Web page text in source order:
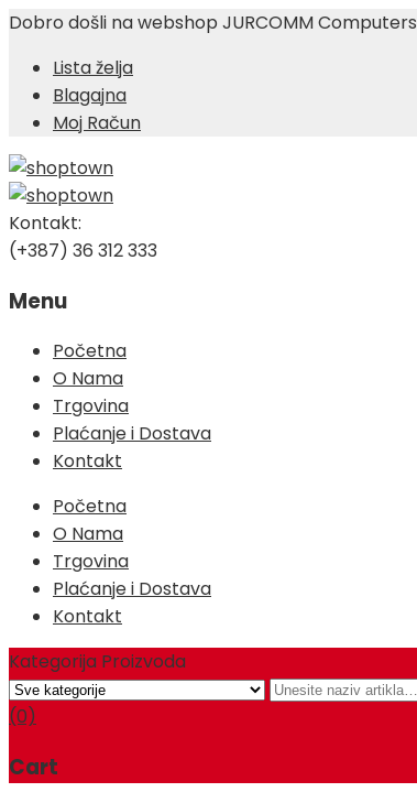
Dobro došli na webshop JURCOMM Computers
Lista želja
Blagajna
Moj Račun
Kontakt:
(+387) 36 312 333
Menu
Skip
content
Početna
O Nama
Trgovina
Plaćanje i Dostava
Kontakt
Početna
O Nama
Trgovina
Plaćanje i Dostava
Kontakt
Kategorija Proizvoda
(0)
Cart